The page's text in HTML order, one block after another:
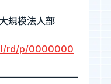
ブログ)
規模法人部
rd/p/0000000